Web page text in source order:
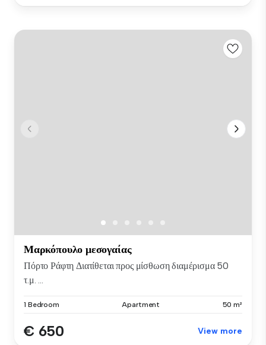
Μαρκόπουλο μεσογαίας
Πόρτο Ράφτη Διατίθεται προς μίσθωση διαμέρισμα 50
τ.μ. ...
1 Bedroom Apartment 50 m²
€ 650 View more